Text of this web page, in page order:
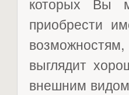
приобрести
выглядит
внешним